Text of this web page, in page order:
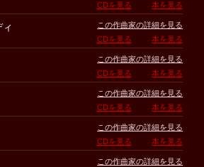
CDを見る
本を見る
この作曲家の詳細を見る
CDを見る
本を見る
この作曲家の詳細を見る
CDを見る
本を見る
この作曲家の詳細を見る
CDを見る
本を見る
この作曲家の詳細を見る
CDを見る
本を見る
この作曲家の詳細を見る